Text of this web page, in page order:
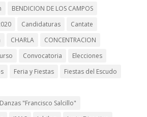
BENDICION DE LOS CAMPOS
Candidaturas
Cantate
CHARLA
CONCENTRACION
Convocatoria
Elecciones
Feria y Fiestas
Fiestas del Escudo
"Francisco Salcillo"